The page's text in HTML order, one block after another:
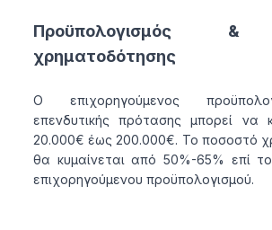
Προϋπολογισμός &
χρηματοδότησης
Ο επιχορηγούμενος
επενδυτικής πρότασης μπορεί να
20.000€ έως 200.000€. Το ποσοστό
θα κυμαίνεται από 50%-65% επί
επιχορηγούμενου προϋπολογισμού.